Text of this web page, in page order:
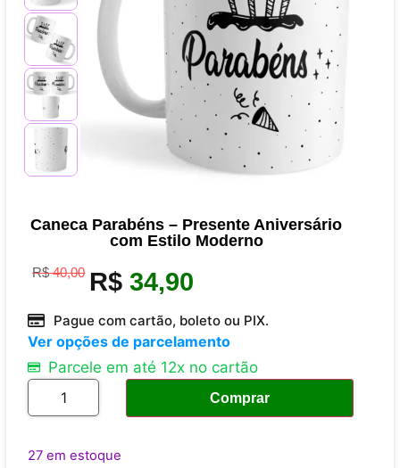
Caneca Parabéns – Presente Aniversário
com Estilo Moderno
R$40,00 R$ 34,90
Pague com cartão, boleto ou PIX.
Ver opções de parcelamento
Parcele em até 12x no cartão
Comprar
27 em estoque